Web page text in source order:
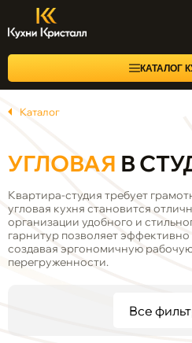
КАТАЛОГ
Каталог
УГЛОВАЯ В
Квартира-студия требует
угловая кухня становится
организации удобного и
гарнитур позволяет
создавая эргономичную
перегруженности.
Все